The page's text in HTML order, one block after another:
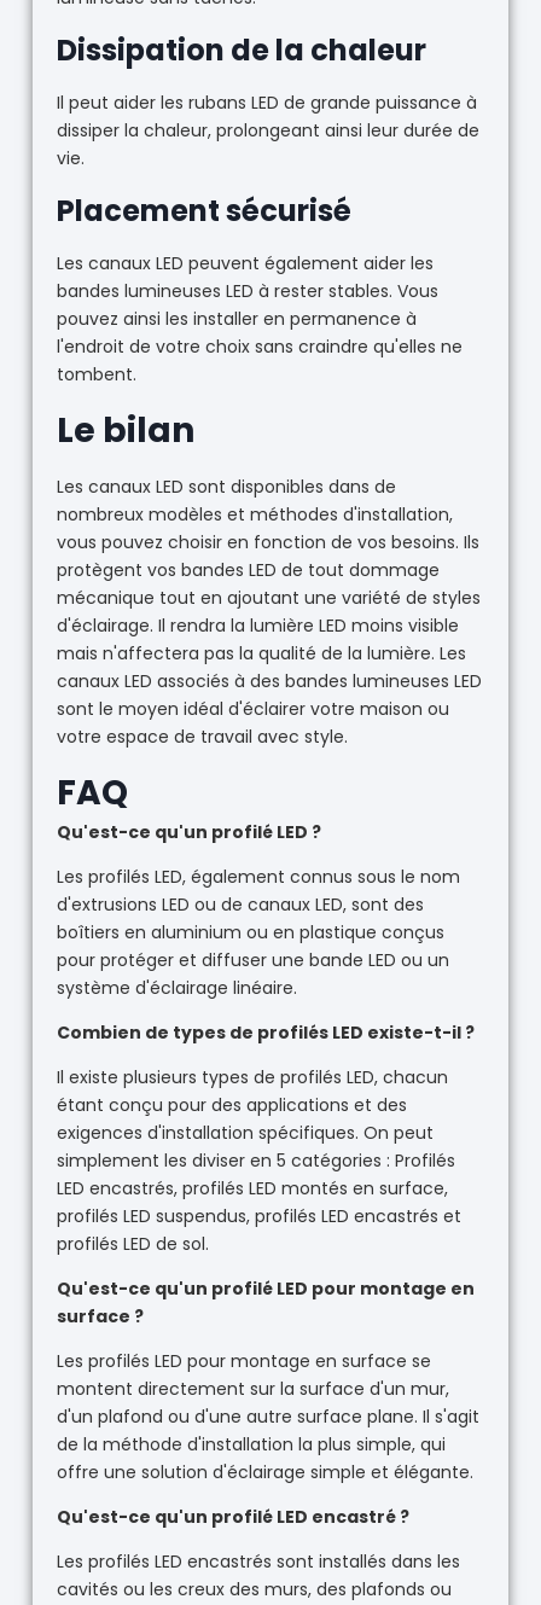
Dissipation de la chaleur
Il peut aider les rubans LED de grande puissance à
dissiper la chaleur, prolongeant ainsi leur durée de
vie.
Placement sécurisé
Les canaux LED peuvent également aider les
bandes lumineuses LED à rester stables. Vous
pouvez ainsi les installer en permanence à
l'endroit de votre choix sans craindre qu'elles ne
tombent.
Le bilan
Les canaux LED sont disponibles dans de
nombreux modèles et méthodes d'installation,
vous pouvez choisir en fonction de vos besoins. Ils
protègent vos bandes LED de tout dommage
mécanique tout en ajoutant une variété de styles
d'éclairage. Il rendra la lumière LED moins visible
mais n'affectera pas la qualité de la lumière. Les
canaux LED associés à des bandes lumineuses LED
sont le moyen idéal d'éclairer votre maison ou
votre espace de travail avec style.
FAQ
Qu'est-ce qu'un profilé LED ?
Les profilés LED, également connus sous le nom
d'extrusions LED ou de canaux LED, sont des
boîtiers en aluminium ou en plastique conçus
pour protéger et diffuser une bande LED ou un
système d'éclairage linéaire.
Combien de types de profilés LED existe-t-il ?
Il existe plusieurs types de profilés LED, chacun
étant conçu pour des applications et des
exigences d'installation spécifiques. On peut
simplement les diviser en 5 catégories : Profilés
LED encastrés, profilés LED montés en surface,
profilés LED suspendus, profilés LED encastrés et
profilés LED de sol.
Qu'est-ce qu'un profilé LED pour montage en
surface ?
Les profilés LED pour montage en surface se
montent directement sur la surface d'un mur,
d'un plafond ou d'une autre surface plane. Il s'agit
de la méthode d'installation la plus simple, qui
offre une solution d'éclairage simple et élégante.
Qu'est-ce qu'un profilé LED encastré ?
Les profilés LED encastrés sont installés dans les
cavités ou les creux des murs, des plafonds ou